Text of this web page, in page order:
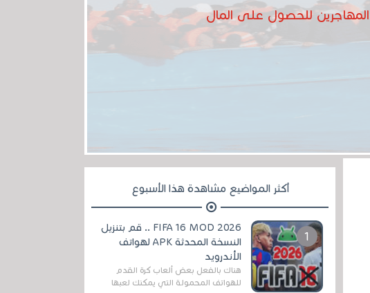
للحصول على المال
أكثر المواضيع مشاهدة هذا الأسبوع
FIFA 16 MOD 2026 .. قم بتنزيل
النسخة المحدثة APK لهواتف
الأندرويد
هناك بالفعل بعض ألعاب كرة القدم
للهواتف المحمولة التي يمكنك لعبها